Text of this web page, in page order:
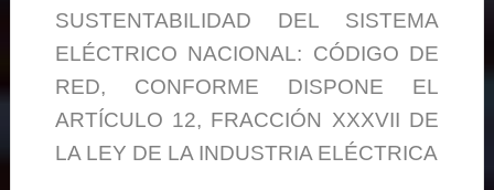
SUSTENTABILIDAD DEL SISTEMA
ELÉCTRICO NACIONAL: CÓDIGO DE
RED, CONFORME DISPONE EL
ARTÍCULO 12, FRACCIÓN XXXVII DE
LA LEY DE LA INDUSTRIA ELÉCTRICA